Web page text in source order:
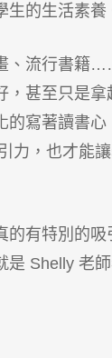
的生活素養
、流行書籍
，甚至只是拿
的寫著讀書心
力，也才能
有特別的吸
是 Shelly 老